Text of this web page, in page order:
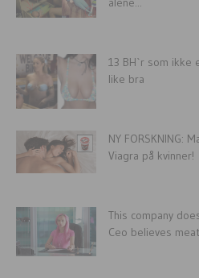
13 BH`r som ikke
like bra
NY FORSKNING:
Viagra på kvinner!
This company
Ceo believes meat